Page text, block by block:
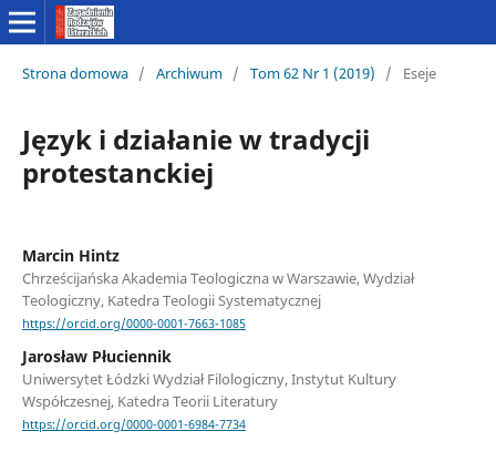
Strona domowa / Archiwum / Tom 62 Nr 1 (2019) / Eseje
Język i działanie w tradycji
protestanckiej
Marcin Hintz
Chrześcijańska Akademia Teologiczna w Warszawie, Wydział
Teologiczny, Katedra Teologii Systematycznej
https://orcid.org/0000-0001-7663-1085
Jarosław Płuciennik
Uniwersytet Łódzki Wydział Filologiczny, Instytut Kultury
Współczesnej, Katedra Teorii Literatury
https://orcid.org/0000-0001-6984-7734